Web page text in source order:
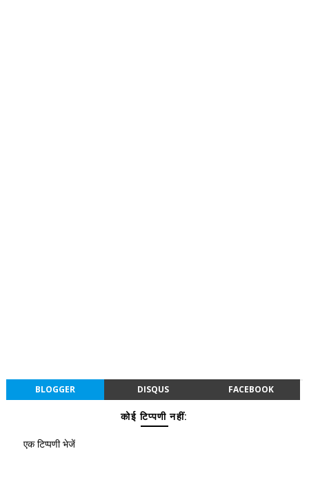
BLOGGER DISQUS FACEBOOK
कोई टिप्पणी नहीं:
एक टिप्पणी भेजें